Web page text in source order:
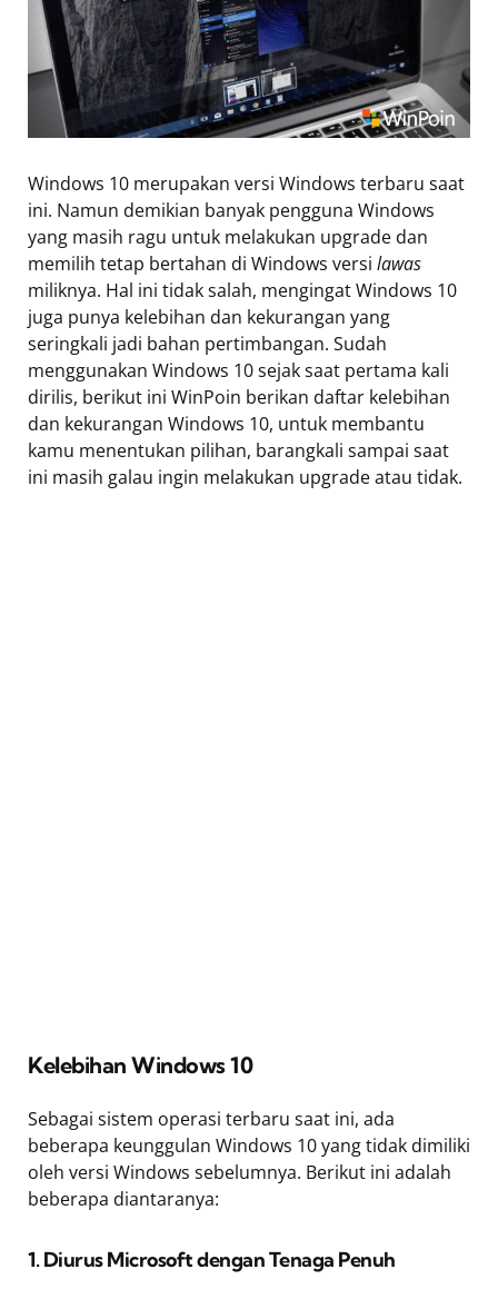
Windows 10 merupakan versi Windows terbaru saat
ini. Namun demikian banyak pengguna Windows
yang masih ragu untuk melakukan upgrade dan
memilih tetap bertahan di Windows versi lawas
miliknya. Hal ini tidak salah, mengingat Windows 10
juga punya kelebihan dan kekurangan yang
seringkali jadi bahan pertimbangan. Sudah
menggunakan Windows 10 sejak saat pertama kali
dirilis, berikut ini WinPoin berikan daftar kelebihan
dan kekurangan Windows 10, untuk membantu
kamu menentukan pilihan, barangkali sampai saat
ini masih galau ingin melakukan upgrade atau tidak.
Kelebihan Windows 10
Sebagai sistem operasi terbaru saat ini, ada
beberapa keunggulan Windows 10 yang tidak dimiliki
oleh versi Windows sebelumnya. Berikut ini adalah
beberapa diantaranya:
1. Diurus Microsoft dengan Tenaga Penuh